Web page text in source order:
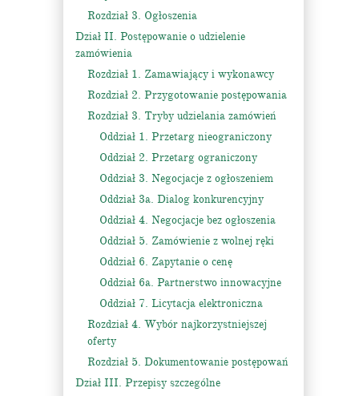
Rozdział 3. Ogłoszenia
Dział II. Postępowanie o udzielenie
zamówienia
Rozdział 1. Zamawiający i wykonawcy
Rozdział 2. Przygotowanie postępowania
Rozdział 3. Tryby udzielania zamówień
Oddział 1. Przetarg nieograniczony
Oddział 2. Przetarg ograniczony
Oddział 3. Negocjacje z ogłoszeniem
Oddział 3a. Dialog konkurencyjny
Oddział 4. Negocjacje bez ogłoszenia
Oddział 5. Zamówienie z wolnej ręki
Oddział 6. Zapytanie o cenę
Oddział 6a. Partnerstwo innowacyjne
Oddział 7. Licytacja elektroniczna
Rozdział 4. Wybór najkorzystniejszej
oferty
Rozdział 5. Dokumentowanie postępowań
Dział III. Przepisy szczególne